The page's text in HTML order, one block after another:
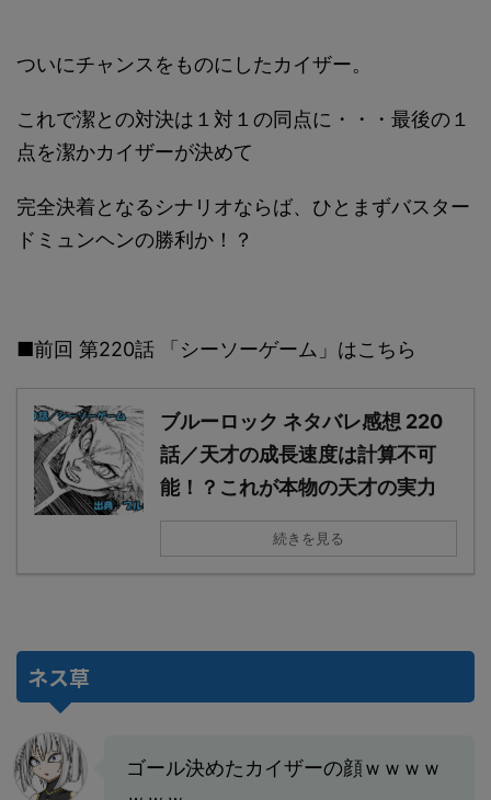
ついにチャンスをものにしたカイザー。
これで潔との対決は１対１の同点に・・・最後の１
点を潔かカイザーが決めて
完全決着となるシナリオならば、ひとまずバスター
ドミュンヘンの勝利か！？
■前回 第220話 「シーソーゲーム」はこちら
ブルーロック ネタバレ感想 220
話／天才の成長速度は計算不可
能！？これが本物の天才の実力
続きを見る
ネス草
ゴール決めたカイザーの顔ｗｗｗｗ